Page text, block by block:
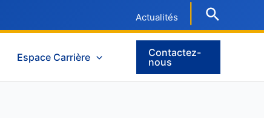
Actualités
Espace Carrière
Contactez-
nous